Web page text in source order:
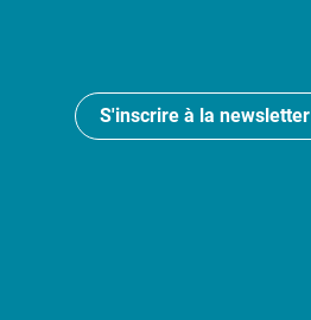
S'inscrire à la newsletter